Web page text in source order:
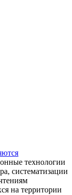
технологии
систематизации
на территории